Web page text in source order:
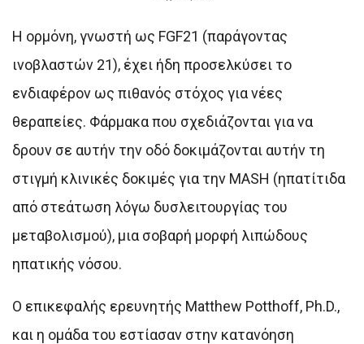
Η ορμόνη, γνωστή ως FGF21 (παράγοντας
ινοβλαστών 21), έχει ήδη προσελκύσει το
ενδιαφέρον ως πιθανός στόχος για νέες
θεραπείες. Φάρμακα που σχεδιάζονται για να
δρουν σε αυτήν την οδό δοκιμάζονται αυτήν τη
στιγμή κλινικές δοκιμές για την MASH (ηπατίτιδα
από στεάτωση λόγω δυσλειτουργίας του
μεταβολισμού), μια σοβαρή μορφή λιπώδους
ηπατικής νόσου.
Ο επικεφαλής ερευνητής Matthew Potthoff, Ph.D.,
και η ομάδα του εστίασαν στην κατανόηση